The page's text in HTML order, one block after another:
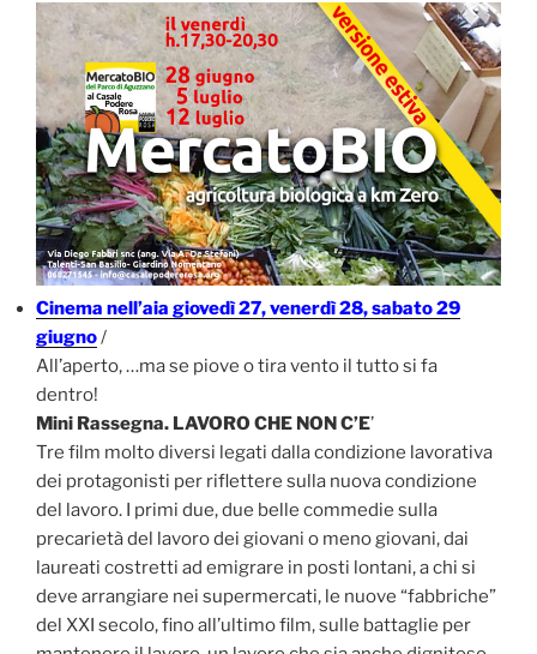
Cinema nell’aia giovedì 27, venerdì 28, sabato 29
giugno/
All’aperto, …ma se piove o tira vento il tutto si fa
dentro!
Mini Rassegna. LAVORO CHE NON C’E’
Tre film molto diversi legati dalla condizione lavorativa
dei protagonisti per riflettere sulla nuova condizione
del lavoro. I primi due, due belle commedie sulla
precarietà del lavoro dei giovani o meno giovani, dai
laureati costretti ad emigrare in posti lontani, a chi si
deve arrangiare nei supermercati, le nuove “fabbriche”
del XXI secolo, fino all’ultimo film, sulle battaglie per